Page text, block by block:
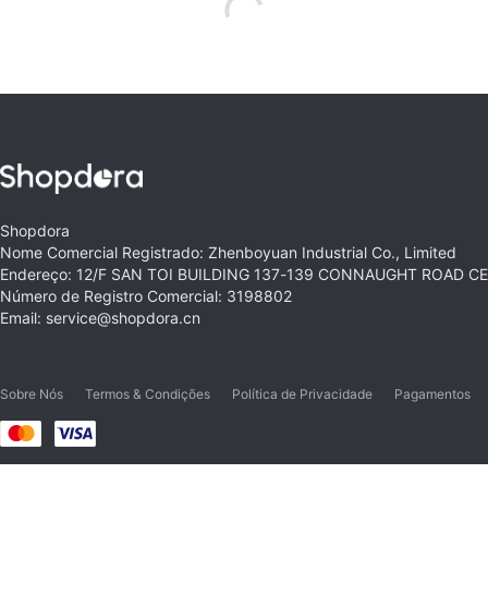
Shopdora
Nome Comercial Registrado: Zhenboyuan Industrial Co., Limited
Endereço: 12/F SAN TOI BUILDING 137-139 CONNAUGHT ROAD
Número de Registro Comercial: 3198802
Email: service@shopdora.cn
Sobre Nós Termos & Condições Política de Privacidade Pagamentos